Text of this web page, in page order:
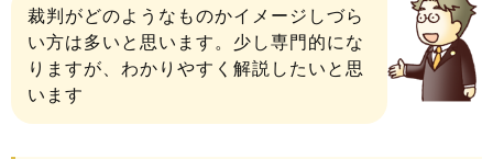
裁判がどのようなものかイメージしづら
い方は多いと思います。少し専門的にな
りますが、わかりやすく解説したいと思
います